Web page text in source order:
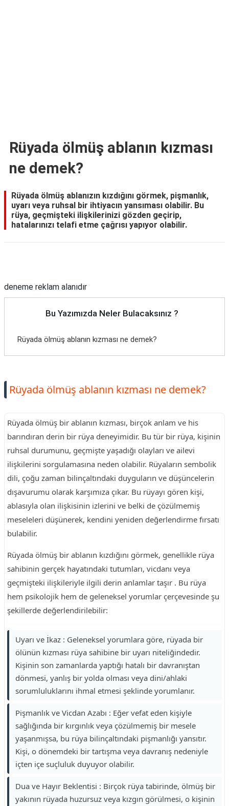
Rüyada ölmüş ablanın kızması
ne demek?
Rüyada ölmüş ablanızın kızdığını görmek, pişmanlık,
uyarı veya ruhsal bir ihtiyacın yansıması olabilir. Bu
rüya, geçmişteki ilişkilerinizi gözden geçirip,
hatalarınızı telafi etme çağrısı yapıyor olabilir.
deneme reklam alanıdır
Bu Yazımızda Neler Bulacaksınız ?
Rüyada ölmüş ablanın kızması ne demek?
Rüyada ölmüş ablanın kızması ne demek?
Rüyada ölmüş bir ablanın kızması, birçok anlam ve his
barındıran derin bir rüya deneyimidir. Bu tür bir rüya, kişinin
ruhsal durumunu, geçmişte yaşadığı olayları ve ailevi
ilişkilerini sorgulamasına neden olabilir. Rüyaların sembolik
dili, çoğu zaman bilinçaltındaki duyguların ve düşüncelerin
dışavurumu olarak karşımıza çıkar. Bu rüyayı gören kişi,
ablasıyla olan ilişkisinin izlerini ve belki de çözülmemiş
meseleleri düşünerek, kendini yeniden değerlendirme fırsatı
bulabilir.
Rüyada ölmüş bir ablanın kızdığını görmek, genellikle rüya
sahibinin gerçek hayatındaki tutumları, vicdanı veya
geçmişteki ilişkileriyle ilgili derin anlamlar taşır . Bu rüya
hem psikolojik hem de geleneksel yorumlar çerçevesinde şu
şekillerde değerlendirilebilir:
Uyarı ve İkaz : Geleneksel yorumlara göre, rüyada bir
ölünün kızması rüya sahibine bir uyarı niteliğindedir.
Kişinin son zamanlarda yaptığı hatalı bir davranıştan
dönmesi, yanlış bir yolda olması veya dini/ahlaki
sorumluluklarını ihmal etmesi şeklinde yorumlanır.
Pişmanlık ve Vicdan Azabı : Eğer vefat eden kişiyle
sağlığında bir kırgınlık veya çözülmemiş bir mesele
yaşanmışsa, bu rüya bilinçaltındaki pişmanlığı yansıtır.
Kişi, o dönemdeki bir tartışma veya davranış nedeniyle
içten içe suçluluk duyuyor olabilir.
Dua ve Hayır Beklentisi : Birçok rüya tabirinde, ölmüş bir
yakının rüyada huzursuz veya kızgın görülmesi, o kişinin